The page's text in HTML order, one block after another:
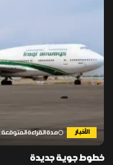
الأخبار مدة القراءة المتوقعة: 1 دقيقة
خطوط جوية جديدة